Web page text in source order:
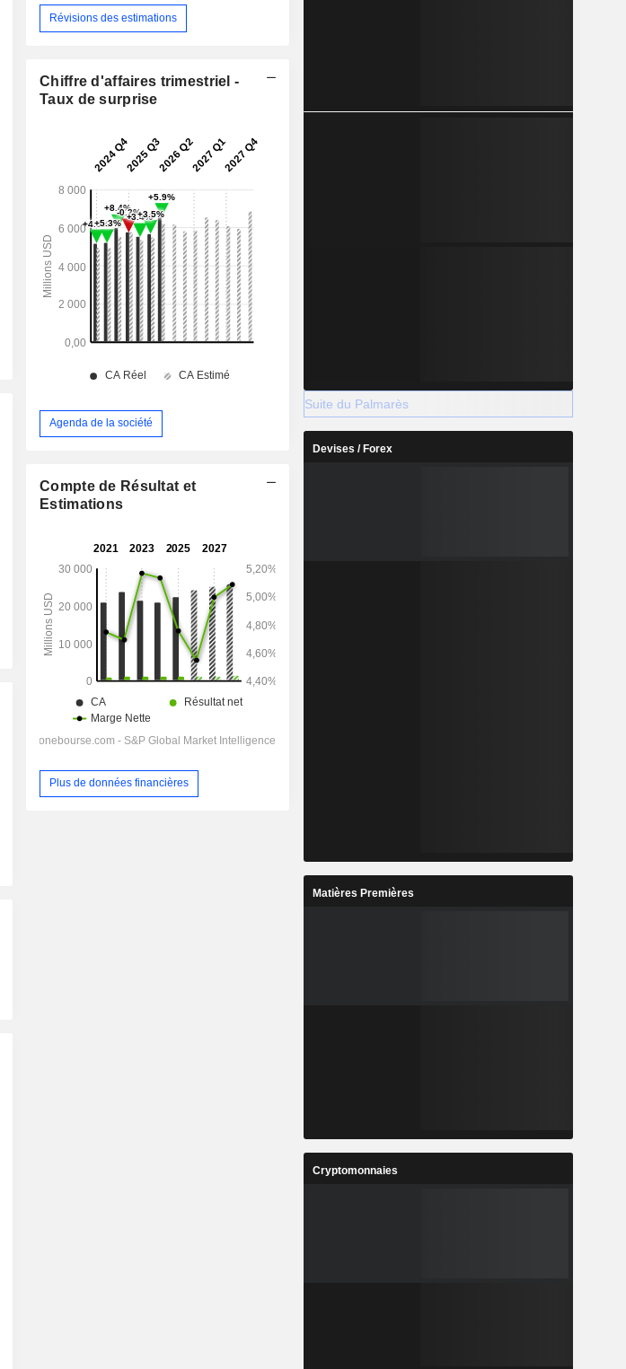
Révisions des estimations
Chiffre d'affaires trimestriel -
Taux de surprise
Agenda de la société
Compte de Résultat et
Estimations
Plus de données financières
Suite du Palmarès
Devises / Forex
Matières Premières
Cryptomonnaies